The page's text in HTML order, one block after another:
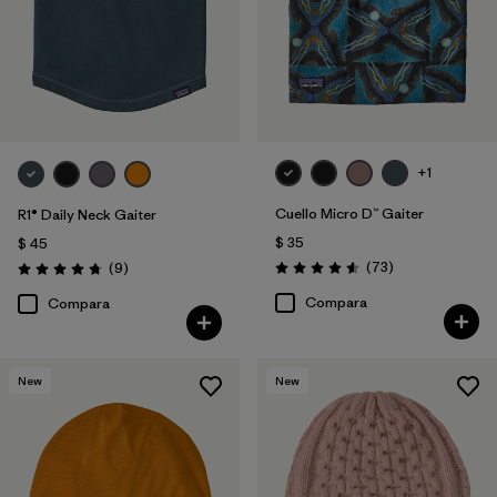
R1® Daily Neck Gaiter
$ 45
Valoración: 4.8 / 5
(9Comentarios
)
Compara
+1
Cuello Micro D™ Gaiter
$ 35
Valoración: 4.6 / 5
(73Comentarios
)
Compara
New New